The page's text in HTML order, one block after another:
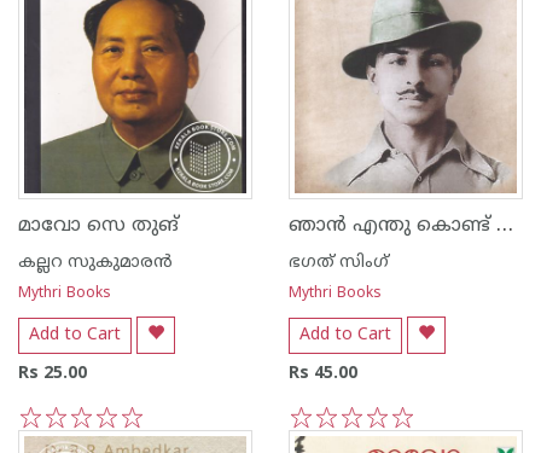
മാവോ സെ തുങ്
കല്ലറ സുകുമാരന്‍
Mythri Books
Add to Cart
Rs 25.00
5
4
3
2
1
ഞാന്‍ എന്തു കൊണ്ട് നിരീശ്വരവാദിയായി
ഭഗത് സിംഗ്
Mythri Books
Add to Cart
Rs 45.00
5
4
3
2
1